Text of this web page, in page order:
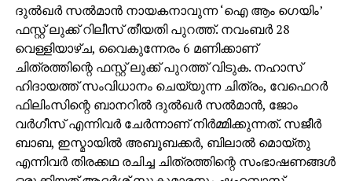
റെസ്റ്ററേഷന്‍ നടപടികളും ഇപ്പോള്‍
അവസാനഘട്ടത്തിലാണ്.
ദുല്‍ഖര്‍ സല്‍മാന്‍ നായകനാവുന്ന ‘ഐ ആം ഗെയിം’
ഫസ്റ്റ് ലുക്ക് റിലീസ് തീയതി പുറത്ത്. നവംബര്‍ 28
വെള്ളിയാഴ്ച, വൈകുന്നേരം 6 മണിക്കാണ്
ചിത്രത്തിന്റെ ഫസ്റ്റ് ലുക്ക് പുറത്ത് വിടുക. നഹാസ്
ഹിദായത്ത് സംവിധാനം ചെയ്യുന്ന ചിത്രം, വേഫെറര്‍
ഫിലിംസിന്റെ ബാനറില്‍ ദുല്‍ഖര്‍ സല്‍മാന്‍, ജോം
വര്‍ഗീസ് എന്നിവര്‍ ചേര്‍ന്നാണ് നിര്‍മ്മിക്കുന്നത്. സജീര്‍
ബാബ, ഇസ്മായില്‍ അബൂബക്കര്‍, ബിലാല്‍ മൊയ്തു
എന്നിവര്‍ തിരക്കഥ രചിച്ച ചിത്രത്തിന്റെ സംഭാഷണങ്ങള്‍